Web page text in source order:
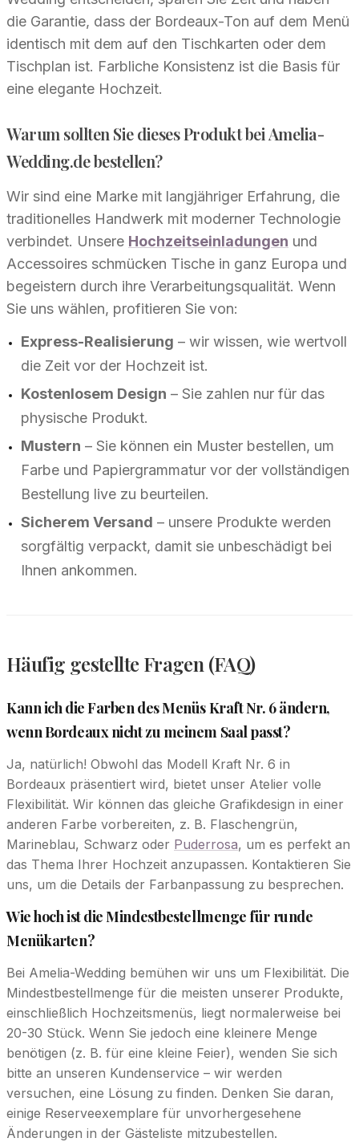
die Garantie, dass der Bordeaux-Ton auf dem Menü
identisch mit dem auf den Tischkarten oder dem
Tischplan ist. Farbliche Konsistenz ist die Basis für
eine elegante Hochzeit.
Warum sollten Sie dieses Produkt bei Amelia-
Wedding.de bestellen?
Wir sind eine Marke mit langjähriger Erfahrung, die
traditionelles Handwerk mit moderner Technologie
verbindet. Unsere Hochzeitseinladungen und
Accessoires schmücken Tische in ganz Europa und
begeistern durch ihre Verarbeitungsqualität. Wenn
Sie uns wählen, profitieren Sie von:
Express-Realisierung – wir wissen, wie wertvoll
die Zeit vor der Hochzeit ist.
Kostenlosem Design – Sie zahlen nur für das
physische Produkt.
Mustern – Sie können ein Muster bestellen, um
Farbe und Papiergrammatur vor der vollständigen
Bestellung live zu beurteilen.
Sicherem Versand – unsere Produkte werden
sorgfältig verpackt, damit sie unbeschädigt bei
Ihnen ankommen.
Häufig gestellte Fragen (FAQ)
Kann ich die Farben des Menüs Kraft Nr. 6 ändern,
wenn Bordeaux nicht zu meinem Saal passt?
Ja, natürlich! Obwohl das Modell Kraft Nr. 6 in
Bordeaux präsentiert wird, bietet unser Atelier volle
Flexibilität. Wir können das gleiche Grafikdesign in einer
anderen Farbe vorbereiten, z. B. Flaschengrün,
Marineblau, Schwarz oder Puderrosa, um es perfekt an
das Thema Ihrer Hochzeit anzupassen. Kontaktieren Sie
uns, um die Details der Farbanpassung zu besprechen.
Wie hoch ist die Mindestbestellmenge für runde
Menükarten?
Bei Amelia-Wedding bemühen wir uns um Flexibilität. Die
Mindestbestellmenge für die meisten unserer Produkte,
einschließlich Hochzeitsmenüs, liegt normalerweise bei
20-30 Stück. Wenn Sie jedoch eine kleinere Menge
benötigen (z. B. für eine kleine Feier), wenden Sie sich
bitte an unseren Kundenservice – wir werden
versuchen, eine Lösung zu finden. Denken Sie daran,
einige Reserveexemplare für unvorhergesehene
Änderungen in der Gästeliste mitzubestellen.